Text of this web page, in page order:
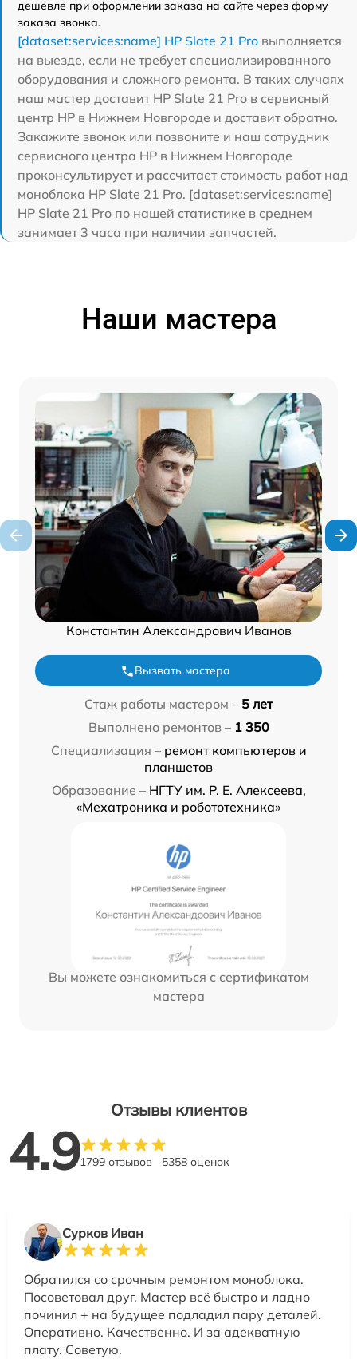
дешевле при оформлении заказа на сайте через форму
заказа звонка.
[dataset:services:name] HP Slate 21 Pro выполняется
на выезде, если не требует специализированного
оборудования и сложного ремонта. В таких случаях
наш мастер доставит HP Slate 21 Pro в сервисный
центр HP в Нижнем Новгороде и доставит обратно.
Закажите звонок или позвоните и наш сотрудник
сервисного центра HP в Нижнем Новгороде
проконсультирует и рассчитает стоимость работ над
моноблока HP Slate 21 Pro. [dataset:services:name]
HP Slate 21 Pro по нашей статистике в среднем
занимает 3 часа при наличии запчастей.
Наши мастера
Константин Александрович Иванов
Вызвать мастера
Стаж работы мастером – 5 лет
Выполнено ремонтов – 1 350
Специализация – ремонт компьютеров и
планшетов
Образование – НГТУ им. Р. Е. Алексеева,
«Мехатроника и робототехника»
Вы можете ознакомиться с сертификатом
мастера
Отзывы клиентов
4.91799 отзывов 5358 оценок
Сурков Иван
Обратился со срочным ремонтом моноблока.
Посоветовал друг. Мастер всё быстро и ладно
починил + на будущее подладил пару деталей.
Оперативно. Качественно. И за адекватную
плату. Советую.